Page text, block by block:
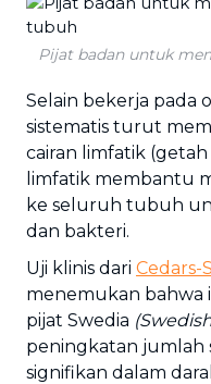
Pijat badan untuk
Selain bekerja pada
sistematis turut
cairan limfatik
limfatik membantu
ke seluruh tubuh
dan bakteri.
Uji klinis dari Cedars-
menemukan bahwa
pijat Swedia
peningkatan jumlah
signifikan dalam